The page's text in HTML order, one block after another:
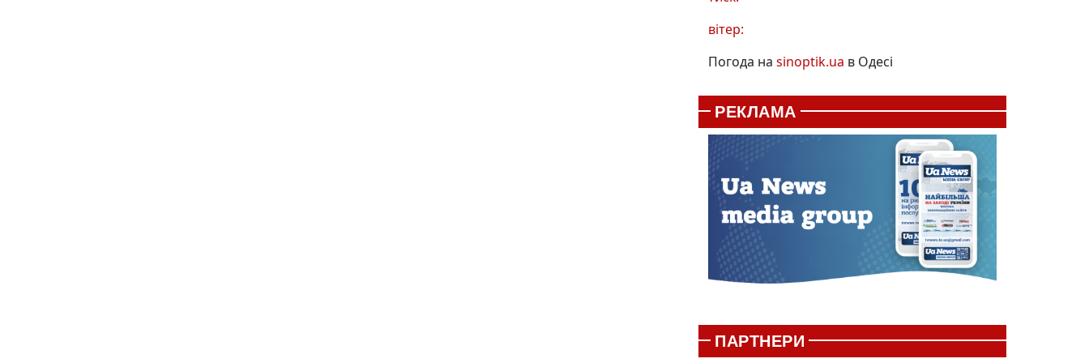
вітер:
Погода на sinoptik.ua в Одесі
РЕКЛАМА
ПАРТНЕРИ